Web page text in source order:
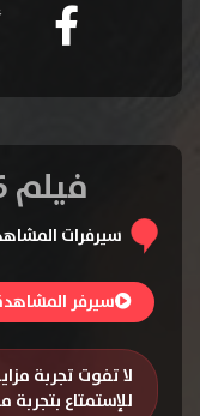
فيلم Assi 2026 مترجم
سيرفرات
سيرفر المشاهدة
لا تفوت تجربة
للإستمتاع